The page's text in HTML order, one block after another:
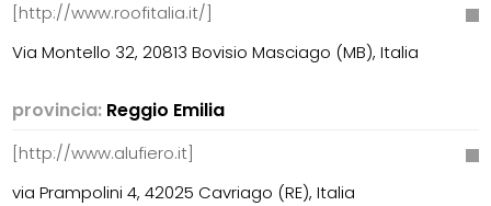
[http://www.roofitalia.it/]
Via Montello 32, 20813 Bovisio Masciago (MB), Italia
provincia: Reggio Emilia
[http://www.alufiero.it]
via Prampolini 4, 42025 Cavriago (RE), Italia